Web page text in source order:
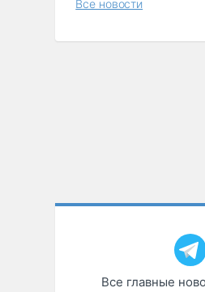
Все новости
Все главные